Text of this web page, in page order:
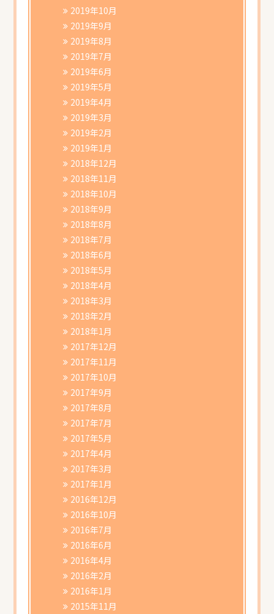
2019年10月
2019年9月
2019年8月
2019年7月
2019年6月
2019年5月
2019年4月
2019年3月
2019年2月
2019年1月
2018年12月
2018年11月
2018年10月
2018年9月
2018年8月
2018年7月
2018年6月
2018年5月
2018年4月
2018年3月
2018年2月
2018年1月
2017年12月
2017年11月
2017年10月
2017年9月
2017年8月
2017年7月
2017年5月
2017年4月
2017年3月
2017年1月
2016年12月
2016年10月
2016年7月
2016年6月
2016年4月
2016年2月
2016年1月
2015年11月